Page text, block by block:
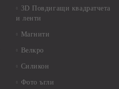
3D Повдигащи квадратчета
и ленти
Магнити
Велкро
Силикон
Фото ъгли